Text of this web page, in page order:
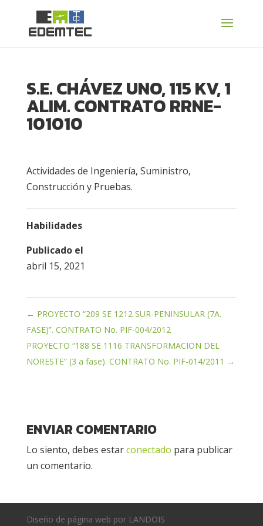
S.E. CHÁVEZ UNO, 115 KV, 1
ALIM. CONTRATO RRNE-
101010
Actividades de Ingeniería, Suministro,
Construcción y Pruebas.
Habilidades
Publicado el
abril 15, 2021
← PROYECTO “209 SE 1212 SUR-PENINSULAR (7A.
FASE)”. CONTRATO No. PIF-004/2012
PROYECTO “188 SE 1116 TRANSFORMACION DEL
NORESTE” (3 a fase). CONTRATO No. PIF-014/2011 →
ENVIAR COMENTARIO
Lo siento, debes estarconectado para publicar
un comentario.
Diseño de página web por LANDOIS